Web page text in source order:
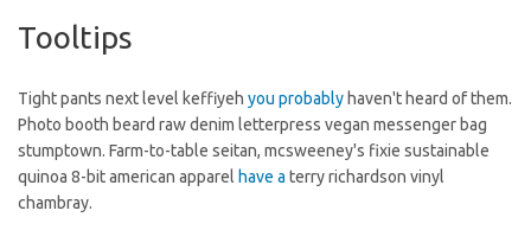
Tooltips
Tight pants next level keffiyeh you probably haven't heard of them.
Photo booth beard raw denim letterpress vegan messenger bag
stumptown. Farm-to-table seitan, mcsweeney's fixie sustainable
quinoa 8-bit american apparel have a terry richardson vinyl
chambray.